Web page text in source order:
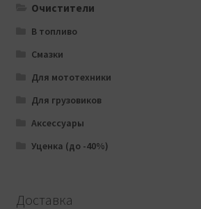
Очистители
В топливо
Смазки
Для мототехники
Для грузовиков
Аксессуары
Уценка (до -40%)
Доставка